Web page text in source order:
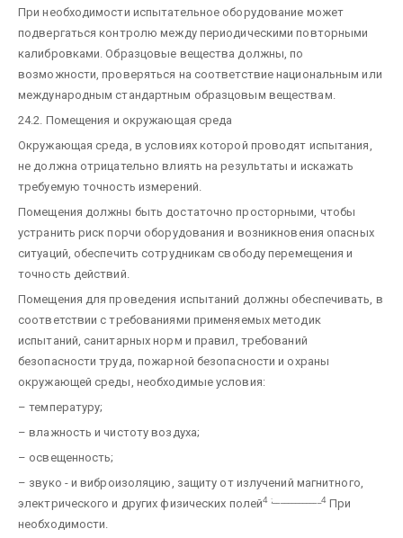
При необходимости испытательное оборудование может
подвергаться контролю между периодическими повторными
калибровками. Образцовые вещества должны, по
возможности, проверяться на соответствие национальным или
международным стандартным образцовым веществам.
24.2. Помещения и окружающая среда
Окружающая среда, в условиях которой проводят испытания,
не должна отрицательно влиять на результаты и искажать
требуемую точность измерений.
Помещения должны быть достаточно просторными, чтобы
устранить риск порчи оборудования и возникновения опасных
ситуаций, обеспечить сотрудникам свободу перемещения и
точность действий.
Помещения для проведения испытаний должны обеспечивать, в
соответствии с требованиями применяемых методик
испытаний, санитарных норм и правил, требований
безопасности труда, пожарной безопасности и охраны
окружающей среды, необходимые условия:
– температуру;
– влажность и чистоту воздуха;
– освещенность;
– звуко - и виброизоляцию, защиту от излучений магнитного,
электрического и других физических полей4 ; 4При
необходимости.